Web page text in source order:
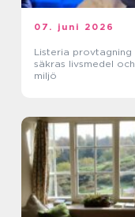
07. juni 2026
Listeria provtagning så
säkras livsmedel och
miljö